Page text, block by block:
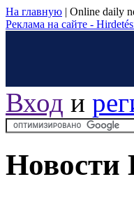
На главную | Online daily
Реклама на сайте -
Вход и
Новости